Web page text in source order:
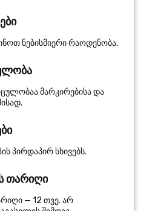
ნებისმიერი რაოდენობა.
მარკირებისა და
პირდაპირ სხივებს.
თარიღი
— 12 თვე. არ